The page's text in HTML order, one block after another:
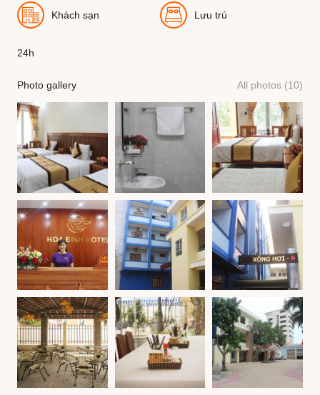
Khách sạn Lưu trú
24h
Photo gallery All photos (10)